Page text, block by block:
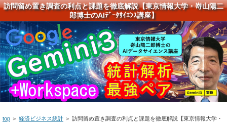
訪問留め置き調査の利点と課題を徹底解説【東京情報大学・嵜山陽二
郎博士のAIﾃﾞｰﾀｻｲｴﾝｽ講座】
top ＞ 経済ビジネス統計 ＞ 訪問留め置き調査の利点と課題を徹底解説【東京情報大学・